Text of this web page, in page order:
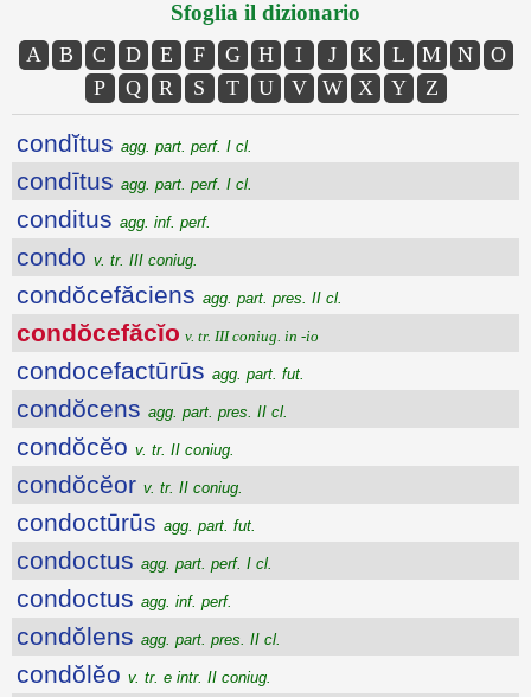
Sfoglia il dizionario
A B C D E F G H I J K L M N
O
P
Q R S T U V W X Y Z
condĭtus agg. part. perf. I cl.
condītus agg. part. perf. I cl.
conditus agg. inf. perf.
condo v. tr. III coniug.
condŏcefăciens agg. part. pres. II cl.
condŏcefăcĭo v. tr. III coniug. in -io
condocefactūrūs agg. part. fut.
condŏcens agg. part. pres. II cl.
condŏcĕo v. tr. II coniug.
condŏcĕor v. tr. II coniug.
condoctūrūs agg. part. fut.
condoctus agg. part. perf. I cl.
condoctus agg. inf. perf.
condŏlens agg. part. pres. II cl.
condŏlĕo v. tr. e intr. II coniug.